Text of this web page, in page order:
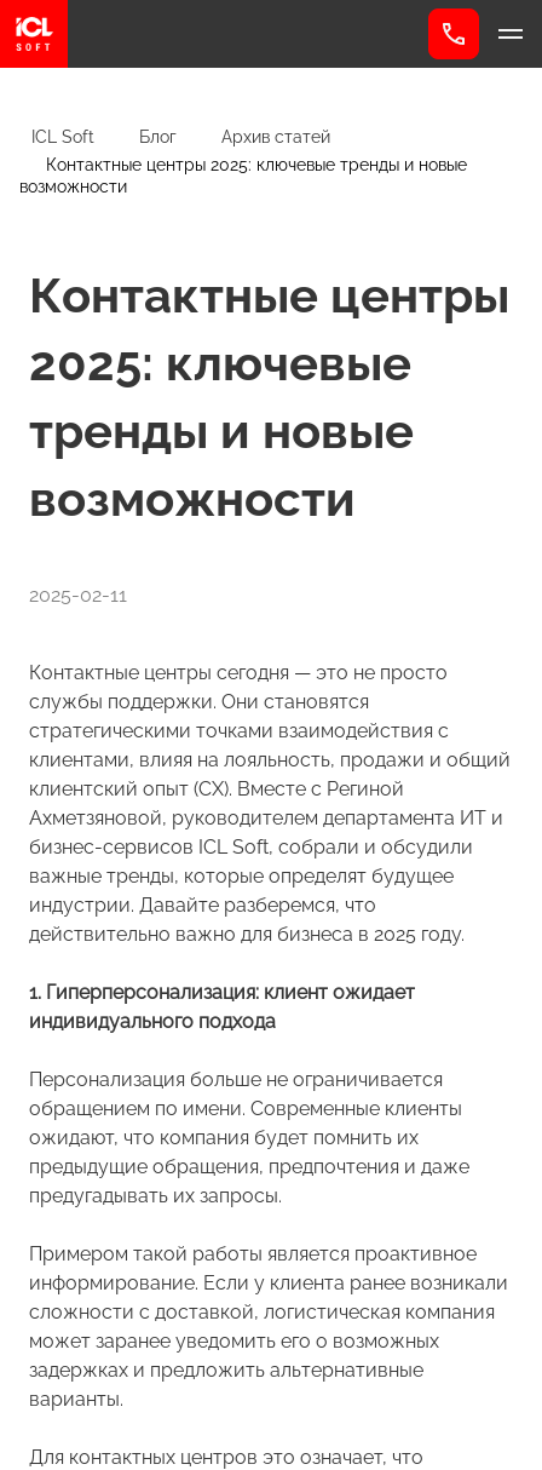
ICL Soft Блог
Архив статей
Контактные центры 2025: ключевые тренды и новые
возможности
Контактные центры
2025: ключевые
тренды и новые
возможности
2025-02-11
Контактные центры сегодня — это не просто
службы поддержки. Они становятся
стратегическими точками взаимодействия с
клиентами, влияя на лояльность, продажи и общий
клиентский опыт (CX). Вместе с Региной
Ахметзяновой, руководителем департамента ИТ и
бизнес-сервисов ICL Soft, собрали и обсудили
важные тренды, которые определят будущее
индустрии. Давайте разберемся, что
действительно важно для бизнеса в 2025 году.
1. Гиперперсонализация: клиент ожидает
индивидуального подхода
Персонализация больше не ограничивается
обращением по имени. Современные клиенты
ожидают, что компания будет помнить их
предыдущие обращения, предпочтения и даже
предугадывать их запросы.
Примером такой работы является проактивное
информирование. Если у клиента ранее возникали
сложности с доставкой, логистическая компания
может заранее уведомить его о возможных
задержках и предложить альтернативные
варианты.
Для контактных центров это означает, что